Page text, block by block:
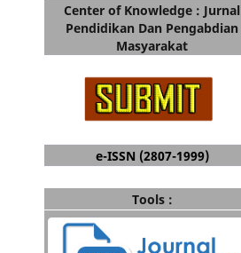
Center of Knowledge : Jurnal
Pendidikan Dan Pengabdian
Masyarakat
e-ISSN (2807-1999)
Tools :